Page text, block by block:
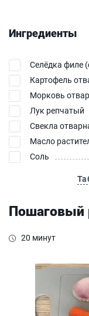
Ингредиенты
Селёдка филе
Картофель
Морковь
Лук репчатый
Свекла
Масло
Соль
Пошаговый
20 минут